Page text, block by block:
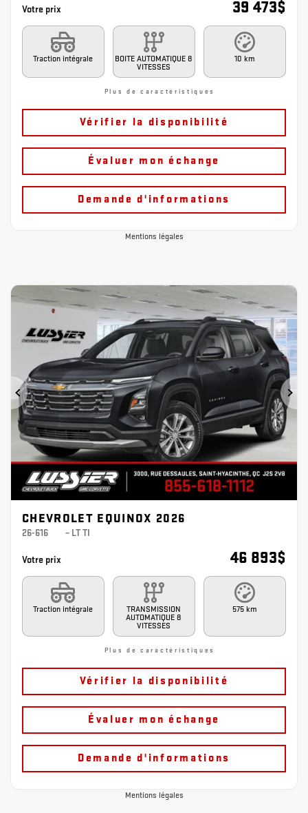
Votre prix
39 473$
Traction intégrale
BOITE AUTOMATIQUE 8
VITESSES
10 km
Plus de caractéristiques
Vérifier la disponibilité
Évaluer mon échange
Demande d'informations
Mentions légales
Précédent
CHEVROLET EQUINOX 2026
26-616 – LT TI
Votre prix 46 893$
Traction intégrale
TRANSMISSION
AUTOMATIQUE 8
VITESSES
575 km
Plus de caractéristiques
Vérifier la disponibilité
Évaluer mon échange
Demande d'informations
Mentions légales